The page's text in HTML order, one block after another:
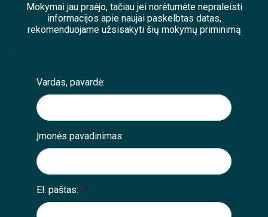
Mokymai jau praėjo, tačiau jei norėtumėte nepraleisti
informacijos apie naujai paskelbtas datas,
rekomenduojame užsisakyti šių mokymų priminimą
;
Vardas, pavardė:
Įmonės pavadinimas:
El. paštas: *